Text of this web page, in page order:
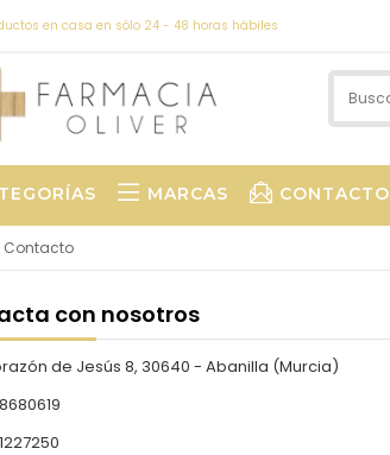
en casa en sólo 24 - 48 horas hábiles
MARCAS CONTACTO
Contacto
con nosotros
de Jesús 8, 30640 - Abanilla (Murcia)